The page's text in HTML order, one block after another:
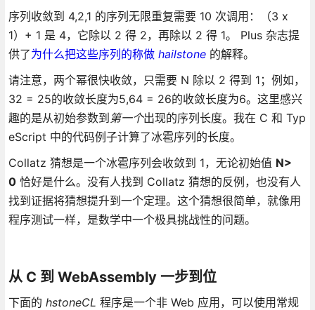
序列收敛到 4,2,1 的序列无限重复需要 10 次调用：（3 x
1）+ 1 是 4，它除以 2 得 2，再除以 2 得 1。 Plus 杂志提
供了为什么把这些序列的称做 hailstone的解释。
请注意，两个幂很快收敛，只需要 N 除以 2 得到 1；例如，
32 = 25的收敛长度为5,64 = 26的收敛长度为6。这里感兴
趣的是从初始参数到 第一个出现的序列长度。我在 C 和 Typ
eScript 中的代码例子计算了冰雹序列的长度。
Collat​​z 猜想是一个冰雹序列会收敛到 1，无论初始值 N>
0恰好是什么。没有人找到 Collat​​z 猜想的反例，也没有人
找到证据将猜想提升到一个定理。这个猜想很简单，就像用
程序测试一样，是数学中一个极具挑战性的问题。
从 C 到 WebAssembly 一步到位
下面的 hstoneCL 程序是一个非 Web 应用，可以使用常规